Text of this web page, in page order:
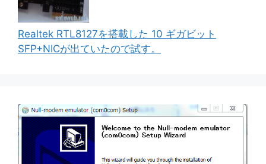
Realtek RTL8127を搭載した 10 ギガビット
SFP+NICが出ていたので試す。